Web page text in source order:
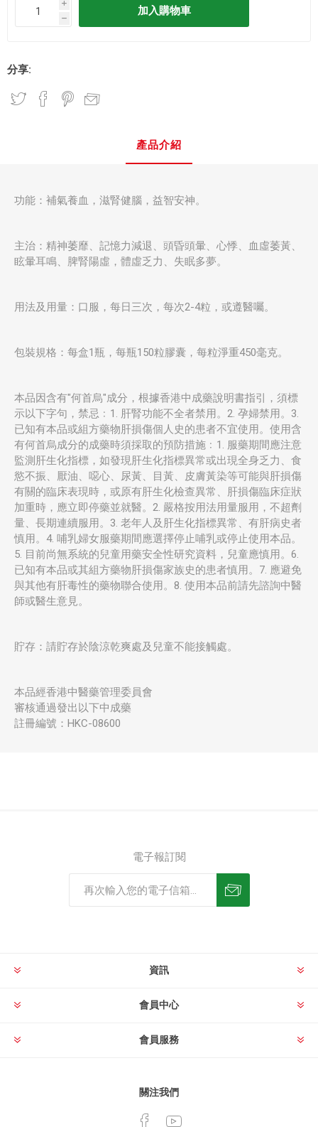
i
h
分享:
產品介紹
功能：補氣養血，滋腎健腦，益智安神。
主治：精神萎靡、記憶力減退、頭昏頭暈、心悸、血虛萎黃、
眩暈耳鳴、脾腎陽虛，體虛乏力、失眠多夢。
用法及用量：口服，每日三次，每次2-4粒，或遵醫囑。
包裝規格：每盒1瓶，每瓶150粒膠囊，每粒淨重450毫克。
本品因含有"何首烏"成分，根據香港中成藥說明書指引，須標
示以下字句，禁忌﹕1. 肝腎功能不全者禁用。2. 孕婦禁用。3.
已知有本品或組方藥物肝損傷個人史的患者不宜使用。使用含
有何首烏成分的成藥時須採取的預防措施﹕1. 服藥期間應注意
監測肝生化指標，如發現肝生化指標異常或出現全身乏力、食
慾不振、厭油、噁心、尿黃、目黃、皮膚黃染等可能與肝損傷
有關的臨床表現時，或原有肝生化檢查異常、肝損傷臨床症狀
加重時，應立即停藥並就醫。2. 嚴格按用法用量服用，不超劑
量、長期連續服用。3. 老年人及肝生化指標異常、有肝病史者
慎用。4. 哺乳婦女服藥期間應選擇停止哺乳或停止使用本品。
5. 目前尚無系統的兒童用藥安全性研究資料，兒童應慎用。6.
已知有本品或其組方藥物肝損傷家族史的患者慎用。7. 應避免
與其他有肝毒性的藥物聯合使用。8. 使用本品前請先諮詢中醫
師或醫生意見。
貯存：請貯存於陰涼乾爽處及兒童不能接觸處。
本品經香港中醫藥管理委員會
審核通過發出以下中成藥
註冊編號：HKC-08600
電子報訂閱
資訊
會員中心
會員服務
關注我們